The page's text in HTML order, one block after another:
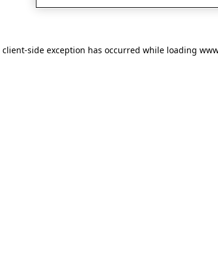
client-side exception has occurred while loading